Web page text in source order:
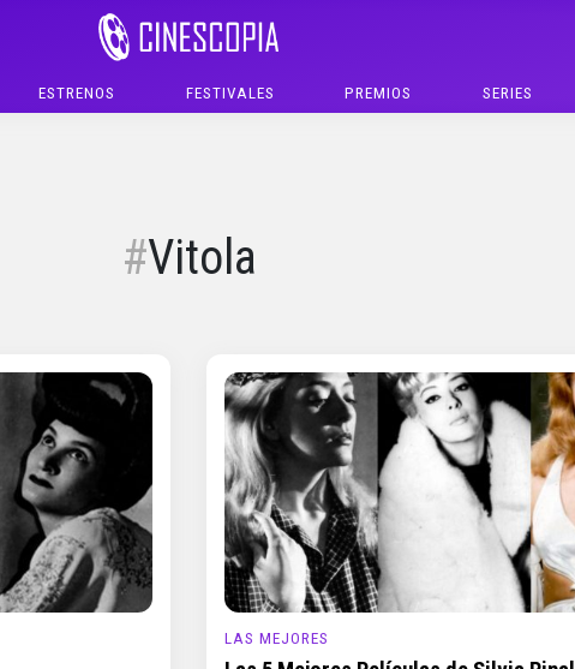
ESTRENOS FESTIVALES PREMIOS SERIES
Vitola
LAS MEJORES